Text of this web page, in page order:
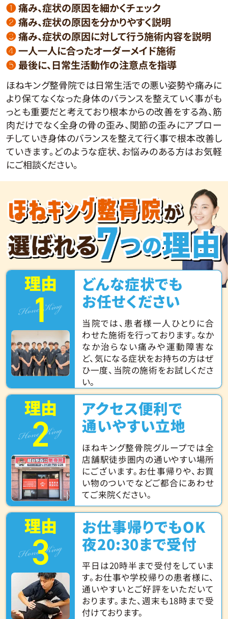
❶痛み、症状の原因を細かくチェック
❷痛み、症状の原因を分かりやすく説明
❸痛み、症状の原因に対して行う施術内容を説明
❹一人一人に合ったオーダーメイド施術
❺最後に、日常生活動作の注意点を指導
ほねキング整骨院では日常生活での悪い姿勢や痛みに
より保てなくなった身体のバランスを整えていく事がも
っとも重要だと考えており根本からの改善をする為、筋
肉だけでなく全身の骨の歪み、関節の歪みにアプロー
チしていき身体のバランスを整えて行く事で根本改善し
ていきます。どのような症状、お悩みのある方はお気軽
にご相談ください。
理由
1
Hone King
どんな症状でも
お任せください
当院では、患者様一人ひとりに合
わせた施術を行っております。なか
なか治らない痛みや運動障害な
ど、気になる症状をお持ちの方はぜ
ひ一度、当院の施術をお試しくださ
い。
理由
2
Hone King
アクセス便利で
通いやすい立地
ほねキング整骨院グループでは全
店舗駅徒歩圏内の通いやすい場所
にございます。お仕事帰りや、お買
い物のついでなどご都合にあわせ
てご来院ください。
理由
3
Hone King
お仕事帰りでもOK
夜20:30まで受付
平日は20時半まで受付をしていま
す。お仕事や学校帰りの患者様に、
通いやすいとご好評をいただいて
おります。また、週末も18時まで受
付けております。